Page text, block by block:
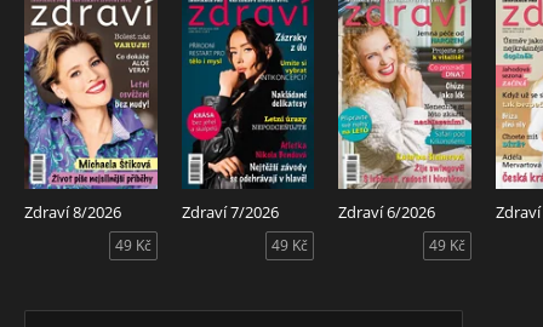
Zdraví 8/2026
49 Kč
Zdraví 7/2026
49 Kč
Zdraví 6/2026
49 Kč